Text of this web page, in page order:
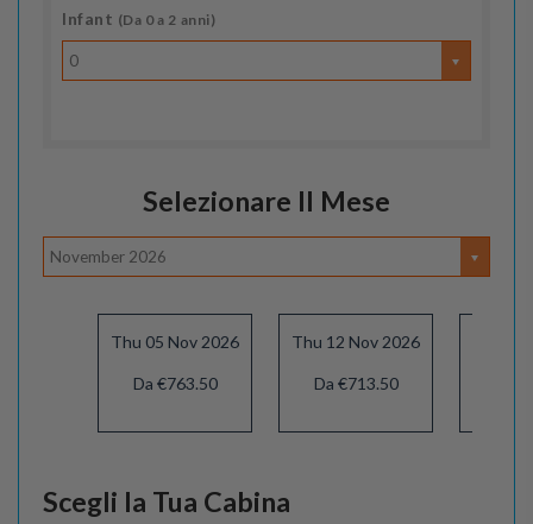
Infant (Da 0 a 2 anni)
0
Selezionare Il Mese
November 2026
Thu 05 Nov 2026
Da €763.50
Thu 12 Nov 2026
Da €713.50
Scegli la Tua Cabina